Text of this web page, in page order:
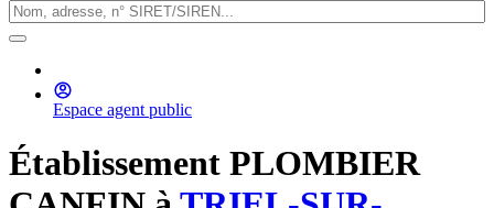
Espace agent public
Établissement PLOMBIER